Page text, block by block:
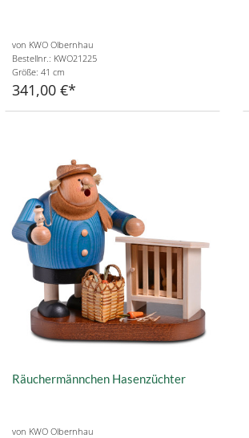
von KWO Olbernhau
Bestellnr.: KWO21225
Größe: 41 cm
341,00 €
Räuchermännchen Hasenzüchter
von KWO Olbernhau